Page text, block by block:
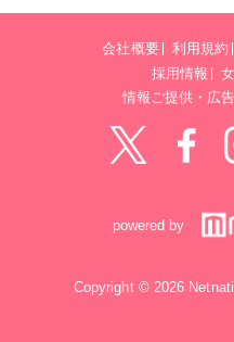
会社概要 利用規約
採用情報
情報ご提供・広
powered by
Copyright © 2026